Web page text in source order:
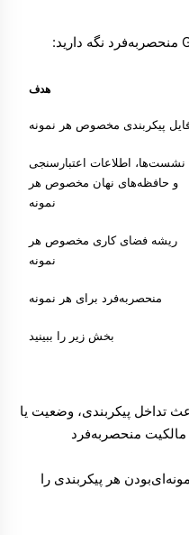
هدف
پیکربندی مخصوص هر نمونه
نشست‌ها، اطلاعات اعتبارسنجی
و حافظه‌های نهان مخصوص هر
نمونه
ریشه فضای کاری مخصوص هر
نمونه
منحصربه‌فرد برای هر نمونه
بخش زیر را ببینید
تداخل پیکربندی، وضعیت یا
پورت می‌شود. راه‌اندازی Gateway مالکیت منحصربه‌فرد
هر پیکربندی را